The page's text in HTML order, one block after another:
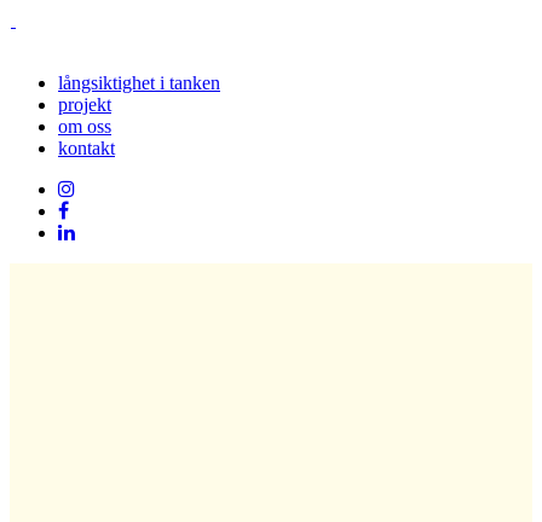
långsiktighet i tanken
projekt
om oss
kontakt